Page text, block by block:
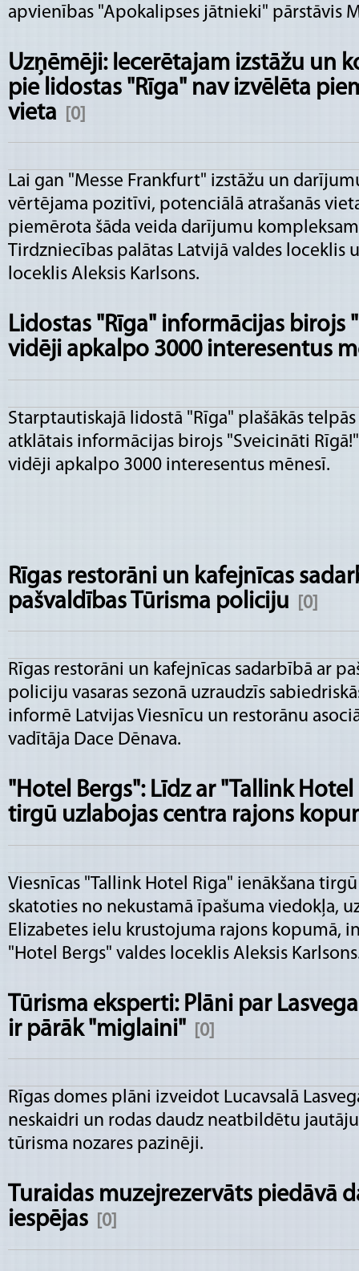
apvienības "Apokalipses jātnieki" pārstāvis
Uzņēmēji: Iecerētajam izstāžu un
pie lidostas "Rīga" nav izvēlēta
vieta
[0]
Lai gan "Messe Frankfurt" izstāžu un
vērtējama pozitīvi, potenciālā atrašanās
piemērota šāda veida darījumu
Tirdzniecības palātas Latvijā valdes loceklis
loceklis Aleksis Karlsons.
Lidostas "Rīga" informācijas birojs
vidēji apkalpo 3000 interesentus
Starptautiskajā lidostā "Rīga" plašākās telpās
atklātais informācijas birojs "Sveicināti Rīgā!"
vidēji apkalpo 3000 interesentus mēnesī.
Rīgas restorāni un kafejnīcas
pašvaldības Tūrisma policiju
[0]
Rīgas restorāni un kafejnīcas sadarbībā ar
policiju vasaras sezonā uzraudzīs
informē Latvijas Viesnīcu un restorānu
vadītāja Dace Dēnava.
"Hotel Bergs": Līdz ar "Tallink
tirgū uzlabojas centra rajons
Viesnīcas "Tallink Hotel Riga" ienākšana
skatoties no nekustamā īpašuma viedokļa,
Elizabetes ielu krustojuma rajons kopumā,
"Hotel Bergs" valdes loceklis Aleksis
Tūrisma eksperti: Plāni par
ir pārāk "miglaini"
[0]
Rīgas domes plāni izveidot Lucavsalā
neskaidri un rodas daudz neatbildētu
tūrisma nozares pazinēji.
Turaidas muzejrezervāts piedāvā
iespējas
[0]